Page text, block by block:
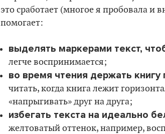
это сработает (многое я пробовала и
помогает:
выделять маркерами текст,
легче воспринимается;
во время чтения держать
читать, когда книга лежит
«напрыгивать» друг на друга;
избегать текста на идеально
желтоватый оттенок, например,